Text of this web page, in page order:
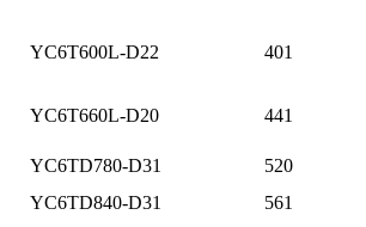
YC6T600L-D22 401
YC6T660L-D20 441
YC6TD780-D31 520
YC6TD840-D31 561